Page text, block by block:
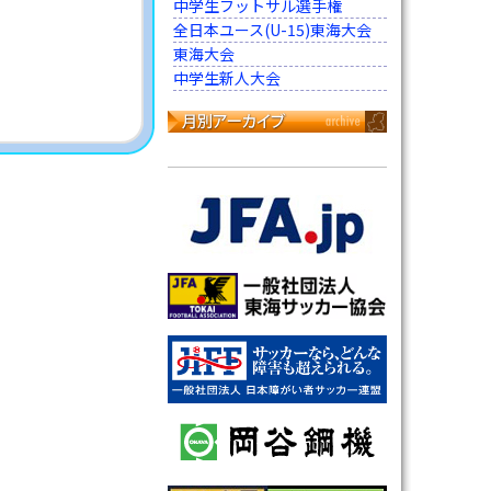
中学生フットサル選手権
全日本ユース(U-15)東海大会
東海大会
中学生新人大会